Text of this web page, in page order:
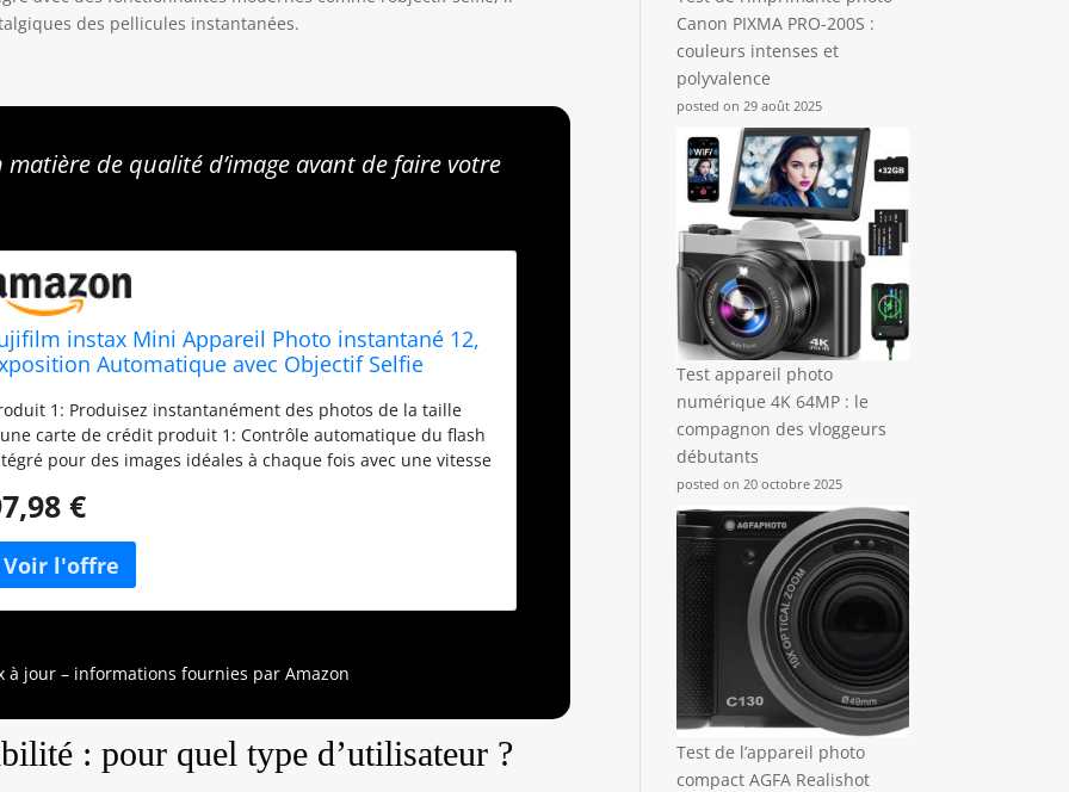
des pellicules instantanées.
de qualité d’image avant de faire votre
instax Mini Appareil Photo instantané 12,
Automatique avec Objectif Selfie
1: Produisez instantanément des photos de la taille
carte de crédit produit 1: Contrôle automatique du flash
pour des images idéales à chaque fois avec une vitesse
films instax - Taille d'impression : 54 (l) x 86 (H) - Image :
produit 2: Bretelles rembourrées réglables pour plus de
produit 2: Couleur assortie à celle de la caméra de
produit 2: Le moyen idéal pour protéger votre
€
à jour – informations fournies par Amazon
: pour quel type d’utilisateur ?
Canon PIXMA PRO-200S :
couleurs intenses et
polyvalence
posted on 29 août 2025
Test appareil photo
numérique 4K 64MP : le
compagnon des vloggeurs
débutants
posted on 20 octobre 2025
Test de l’appareil photo
compact AGFA Realishot